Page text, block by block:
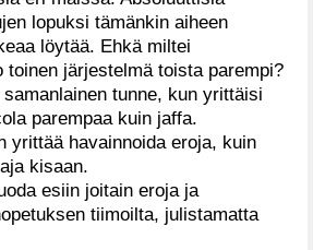
lopuksi tämänkin aiheen
löytää. Ehkä miltei
toinen järjestelmä toista parempi?
tunne, kun yrittäisi
parempaa kuin jaffa.
yrittää havainnoida eroja, kuin
kisaan.
esiin joitain eroja ja
tiimoilta, julistamatta